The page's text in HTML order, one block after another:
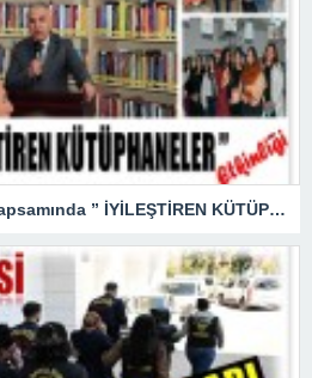
62. Kütüphane Haftası kapsamında ” İYİLEŞTİREN KÜTÜPHANELER ” etkinliği düzenlendi.